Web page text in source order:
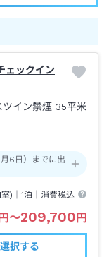
ェックイン
ツイン禁煙 35平米
6日）までに出
室)｜1泊 ｜消費税込
円 〜209,700 円
選択する